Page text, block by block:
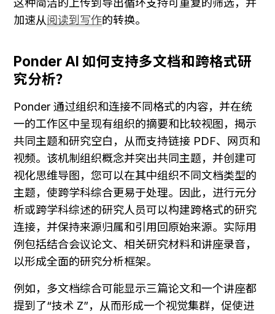
这种简洁的上传到导出循环支持可重复的筛选，并
加速从阅读到写作的转换。
Ponder AI 如何支持多文档和跨格式研
究分析？
Ponder 通过组织和连接不同格式的内容，并在统
一的工作区中呈现有组织的摘要和比较视图，揭示
共同主题和研究空白，从而支持链接 PDF、网页和
视频。该机制组织概念并突出共同主题，并创建可
视化思维导图，您可以在其中组织不同文档类型的
主题，使跨学科综合更易于处理。因此，进行元分
析或跨学科综述的研究人员可以构建跨格式的研究
连接，并保持来源归属和引用回原始来源。实际用
例包括结合会议论文、相关研究材料和讲座录音，
以形成全面的研究分析框架。
例如，多文档综合可能显示三篇论文和一个讲座都
提到了“技术 Z”，从而形成一个视觉集群，促使进